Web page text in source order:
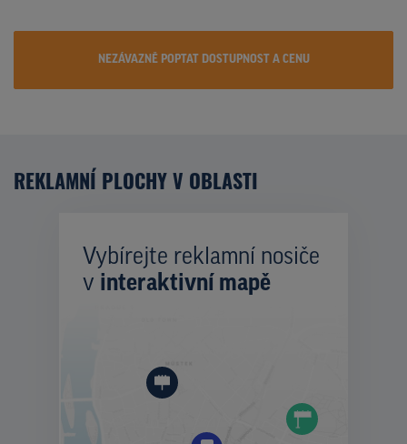
NEZÁVAZNĚ POPTAT DOSTUPNOST A CENU
REKLAMNÍ PLOCHY V OBLASTI
Vybírejte reklamní nosiče
v interaktivní mapě